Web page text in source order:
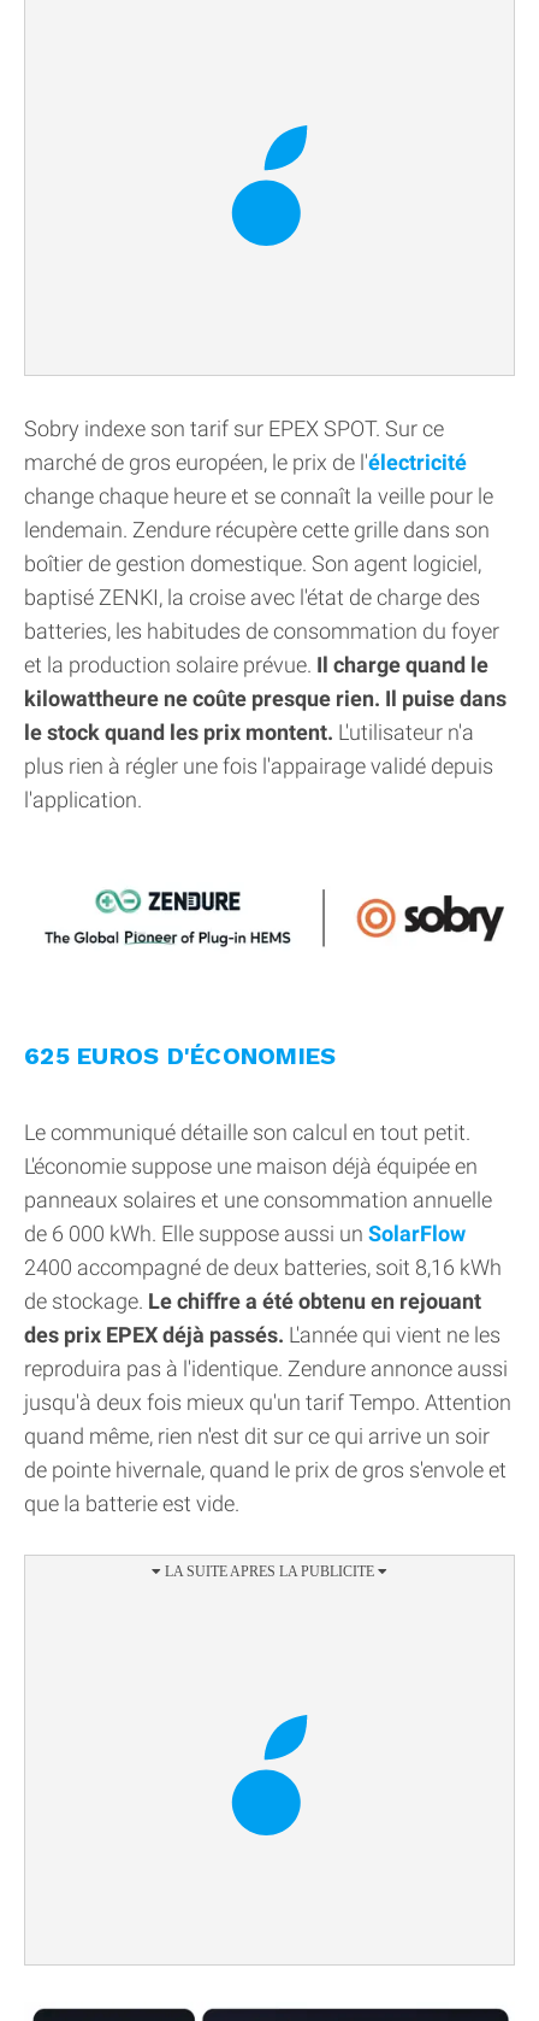
Sobry indexe son tarif sur EPEX SPOT. Sur ce
marché de gros européen, le prix de l'électricité
change chaque heure et se connaît la veille pour le
lendemain. Zendure récupère cette grille dans son
boîtier de gestion domestique. Son agent logiciel,
baptisé ZENKI, la croise avec l'état de charge des
batteries, les habitudes de consommation du foyer
et la production solaire prévue. Il charge quand le
kilowattheure ne coûte presque rien. Il puise dans
le stock quand les prix montent. L'utilisateur n'a
plus rien à régler une fois l'appairage validé depuis
l'application.
625 EUROS D'ÉCONOMIES
Le communiqué détaille son calcul en tout petit.
L'économie suppose une maison déjà équipée en
panneaux solaires et une consommation annuelle
de 6 000 kWh. Elle suppose aussi un SolarFlow
2400 accompagné de deux batteries, soit 8,16 kWh
de stockage. Le chiffre a été obtenu en rejouant
des prix EPEX déjà passés. L'année qui vient ne les
reproduira pas à l'identique. Zendure annonce aussi
jusqu'à deux fois mieux qu'un tarif Tempo. Attention
quand même, rien n'est dit sur ce qui arrive un soir
de pointe hivernale, quand le prix de gros s'envole et
que la batterie est vide.